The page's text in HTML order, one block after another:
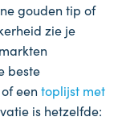
gouden tip of
zie je
beste
een toplijst met
is hetzelfde: